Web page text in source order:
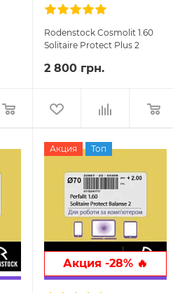
Rodenstock Cosmolit 1.60
Solitaire Protect Plus 2
2 800 грн.
Акция Топ
Акция -28% 🔥